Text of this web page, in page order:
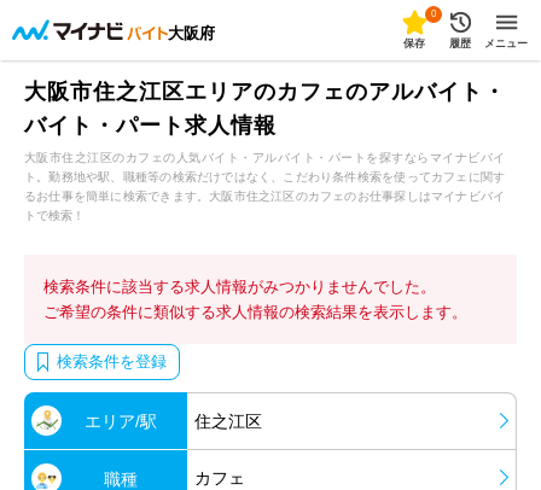
大阪府
0
保存 履歴 メニュー
大阪市住之江区エリアのカフェのアルバイト・
バイト・パート求人情報
大阪市住之江区のカフェの人気バイト・アルバイト・パートを探すならマイナビバイ
ト。勤務地や駅、職種等の検索だけではなく、こだわり条件検索を使ってカフェに関す
るお仕事を簡単に検索できます。大阪市住之江区のカフェのお仕事探しはマイナビバイ
トで検索！
検索条件に該当する求人情報がみつかりませんでした。
ご希望の条件に類似する求人情報の検索結果を表示します。
検索条件を登録
エリア/駅 住之江区
職種 カフェ